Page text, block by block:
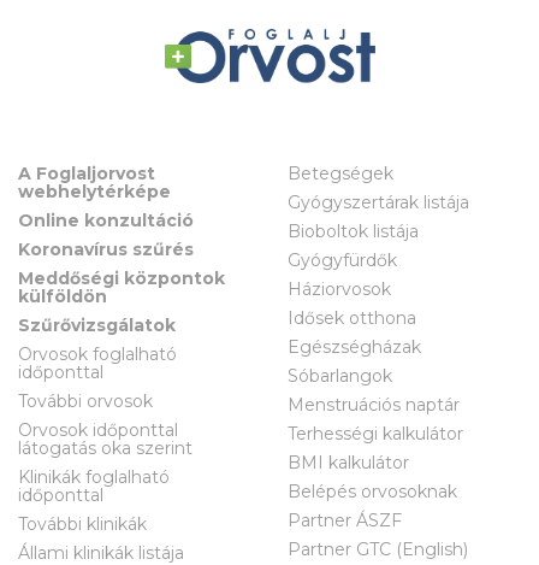
A Foglaljorvost
webhelytérképe
Online konzultáció
Koronavírus szűrés
Meddőségi központok
külföldön
Szűrővizsgálatok
Orvosok foglalható
időponttal
További orvosok
Orvosok időponttal
látogatás oka szerint
Klinikák foglalható
időponttal
További klinikák
Állami klinikák listája
Betegségek
Gyógyszertárak listája
Bioboltok listája
Gyógyfürdők
Háziorvosok
Idősek otthona
Egészségházak
Sóbarlangok
Menstruációs naptár
Terhességi kalkulátor
BMI kalkulátor
Belépés orvosoknak
Partner ÁSZF
Partner GTC (English)